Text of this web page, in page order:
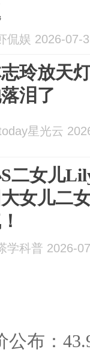
侃娱 2026-07-
玲放天
泪了
星光云
二女儿
大女儿二
学科普 2026-
公布：